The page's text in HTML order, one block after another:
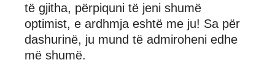
të gjitha, përpiquni të jeni shumë
optimist, e ardhmja eshtë me ju! Sa për
dashurinë, ju mund të admiroheni edhe
më shumë.